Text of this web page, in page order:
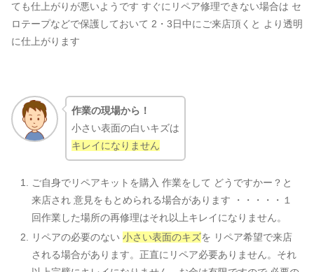
ても仕上がりが悪いようです すぐにリペア修理できない場合は セ
ロテープなどで保護しておいて 2・3日中にご来店頂くと より透明
に仕上がります
作業の現場から！
小さい表面の白いキズは
キレイになりません
ご自身でリペアキットを購入 作業をして どうですかー？と
来店され 意見をもとめられる場合があります ・・・・・１
回作業した場所の再修理はそれ以上キレイになりません。
リペアの必要のない 小さい表面のキズを リペア希望で来店
される場合があります。正直にリペア必要ありません。それ